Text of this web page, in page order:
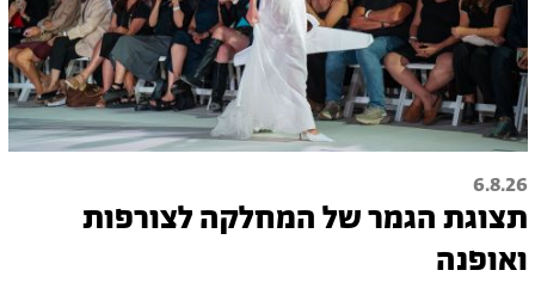
6.8.26
תצוגת הגמר של המחלקה לצורפות
ואופנה